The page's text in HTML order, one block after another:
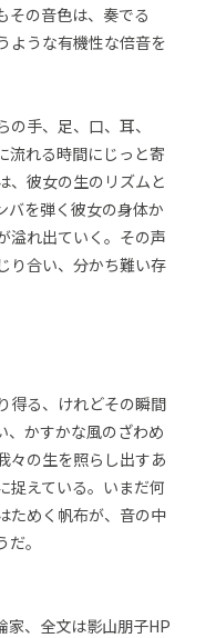
その音色は、奏でる
ような有機性な倍音を
手、足、口、耳、
流れる時間にじっと寄
、彼女の生のリズムと
バを弾く彼女の身体か
溢れ出ていく。その声
り合い、分かち難い存
得る、けれどその瞬間
、かすかな風のざわめ
々の生を照らし出すあ
捉えている。いまだ何
ためく帆布が、音の中
。
家、全文は影山朋子HP